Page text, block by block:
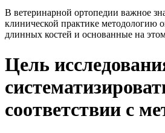
В ветеринарной ортопедии важное
клинической практике методологию
длинных костей и основанные на
Цель
соответствии с